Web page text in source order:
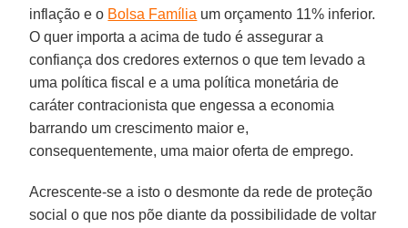
inflação e o Bolsa Família um orçamento 11% inferior.
O quer importa a acima de tudo é assegurar a
confiança dos credores externos o que tem levado a
uma política fiscal e a uma política monetária de
caráter contracionista que engessa a economia
barrando um crescimento maior e,
consequentemente, uma maior oferta de emprego.
Acrescente-se a isto o desmonte da rede de proteção
social o que nos põe diante da possibilidade de voltar